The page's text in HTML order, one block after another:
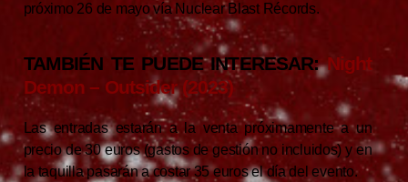
próximo 26 de mayo vía Nuclear Blast Récords.
TAMBIÉN TE PUEDE INTERESAR:Night
Demon – Outsider (2023)
Las entradas estarán a la venta próximamente a un
precio de 30 euros (gastos de gestión no incluidos) y en
la taquilla pasarán a costar 35 euros el día del evento.